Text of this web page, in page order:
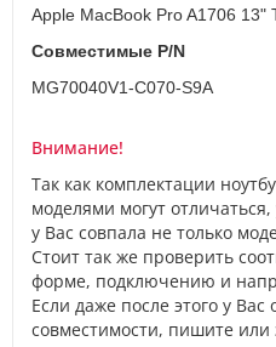
Apple MacBook Pro A1706 13"
Совместимые P/N
MG70040V1-C070-S9A
Внимание!
Так как комплектации
моделями могут
у Вас совпала не только
Стоит так же проверить
форме, подключению и
Если даже после этого у Вас
совместимости, пишите